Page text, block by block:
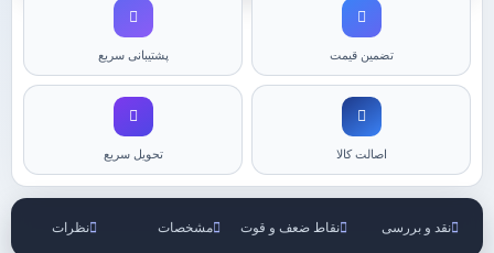
تضمین قیمت پشتیبانی سریع
اصالت کالا تحویل سریع
نقد و بررسی نقاط ضعف و قوت مشخصات نظرات